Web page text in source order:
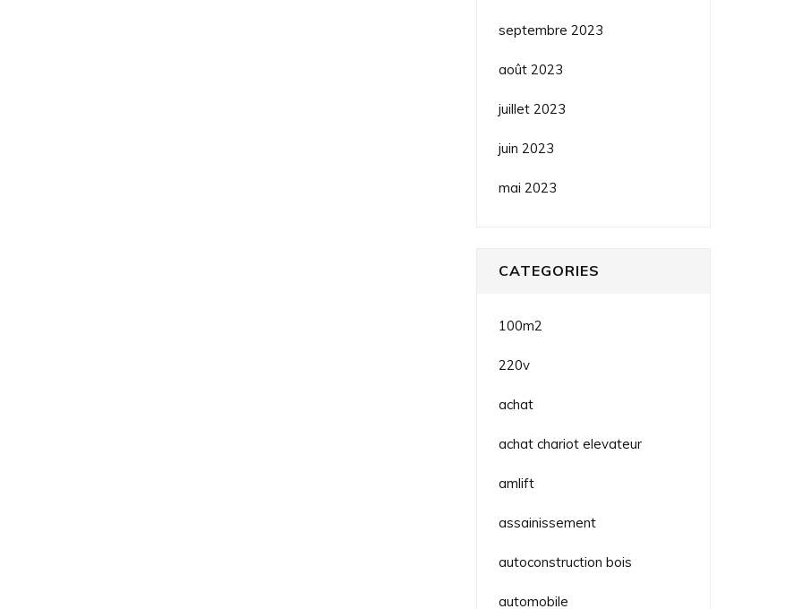
septembre 2023
août 2023
juillet 2023
juin 2023
mai 2023
CATEGORIES
100m2
220v
achat
achat chariot elevateur
amlift
assainissement
autoconstruction bois
automobile